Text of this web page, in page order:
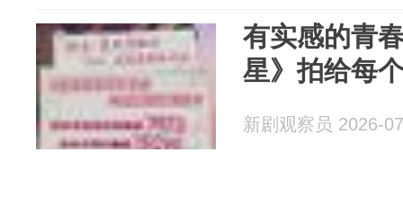
有实感的青
星》拍给每
新剧观察员 2026-